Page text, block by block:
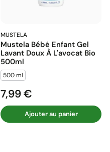
MUSTELA
Mustela Bébé Enfant Gel
Lavant Doux À L'avocat Bio
500ml
500 ml
Prix
7,99 €
Ajouter au panier